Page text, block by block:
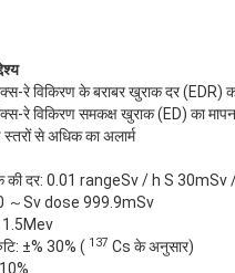
रे विकिरण के बराबर खुराक दर (EDR)
रे विकिरण समकक्ष खुराक (ED) का मापन
स्तरों से अधिक का अलार्म
की दर: 0.01 rangeSv / h S 30mSv
～Sv dose 999.9mSv
1.5Mev
±% 30% ( 137 Cs के अनुसार)